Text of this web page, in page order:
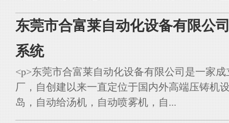
东莞市合富莱自动化设备有限公
系统
<p>东莞市合富莱自动化设备有限公司是一家
厂，自创建以来一直定位于国内外高端压铸机
岛，自动给汤机，自动喷雾机，自...